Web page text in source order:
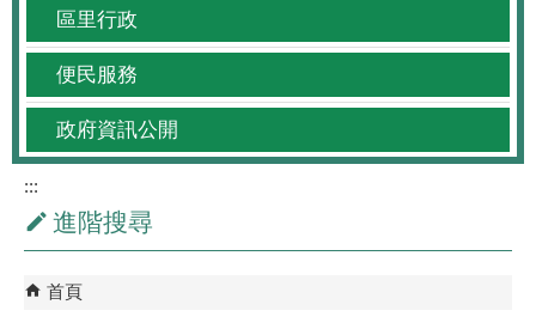
區里行政
便民服務
政府資訊公開
:::
進階搜尋
首頁